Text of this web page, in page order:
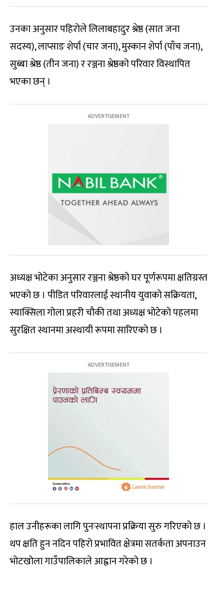
उनका अनुसार पहिरोले लिलाबहादुर श्रेष्ठ (सात जना
सदस्य), लाप्साङ शेर्पा (चार जना), मुस्कान शेर्पा (पाँच जना),
सुब्बा श्रेष्ठ (तीन जना) र रञ्जना श्रेष्ठको परिवार विस्थापित
भएका छन् ।
अध्यक्ष भोटेका अनुसार रञ्जना श्रेष्ठको घर पूर्णरूपमा क्षतिग्रस्त
भएको छ । पीडित परिवारलाई स्थानीय युवाको सक्रियता,
स्याक्सिला गोला प्रहरी चौकी तथा अध्यक्ष भोटेको पहलमा
सुरक्षित स्थानमा अस्थायी रूपमा सारिएको छ ।
हाल उनीहरूका लागि पुनःस्थापना प्रक्रिया सुरु गरिएको छ ।
थप क्षति हुन नदिन पहिरो प्रभावित क्षेत्रमा सतर्कता अपनाउन
भोटखोला गाउँपालिकाले आह्वान गरेको छ ।